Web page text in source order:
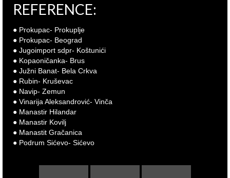
REFERENCE:
● Prokupac- Prokuplje
● Prokupac- Beograd
● Jugoimport sdpr- Koštunići
● Kopaoničanka- Brus
● Južni Banat- Bela Crkva
● Rubin- Kruševac
● Navip- Zemun
● Vinarija Aleksandrović- Vinča
● Manastir Hilandar
● Manastir Kovilj
● Manastit Gračanica
● Podrum Sićevo- Sićevo